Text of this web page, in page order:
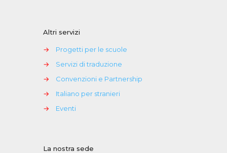
Altri servizi
→
Progetti per le scuole
→
Servizi di traduzione
→
Convenzioni e Partnership
→
Italiano per stranieri
→
Eventi
La nostra sede